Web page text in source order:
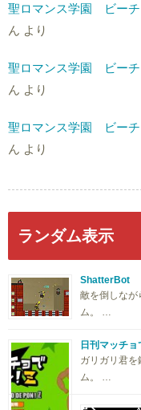
聖ロマンス学園 ビーチ
ん より
聖ロマンス学園 ビーチ
ん より
聖ロマンス学園 ビーチ
ん より
ランダム表示
ShatterBot
敵を倒しなが
ム。 …
日刊マッチョ
ガリガリ君
ム。 …